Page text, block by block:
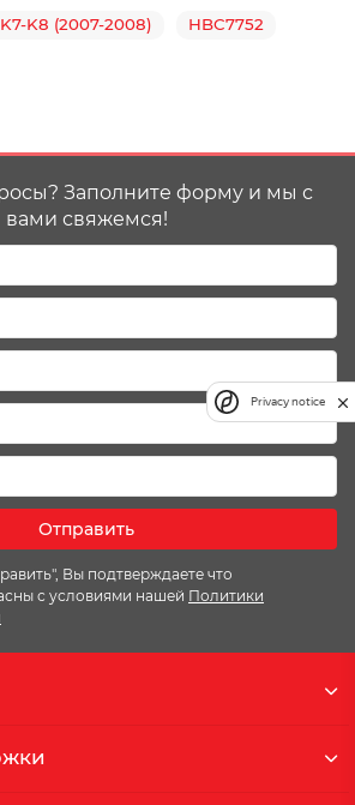
K8 (2007-2008) HBC7752
Заполните форму и мы с
вами свяжемся!
Отправить
Вы подтверждаете что
с условиями нашей Политики
Privacy notice